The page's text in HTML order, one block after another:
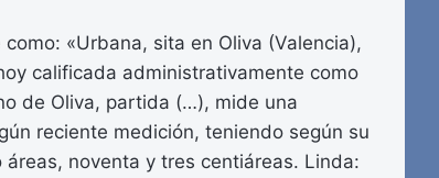
«Urbana, sita en Oliva (Valencia),
calificada administrativamente como
de Oliva, partida (…), mide una
reciente medición, teniendo según su
noventa y tres centiáreas. Linda: